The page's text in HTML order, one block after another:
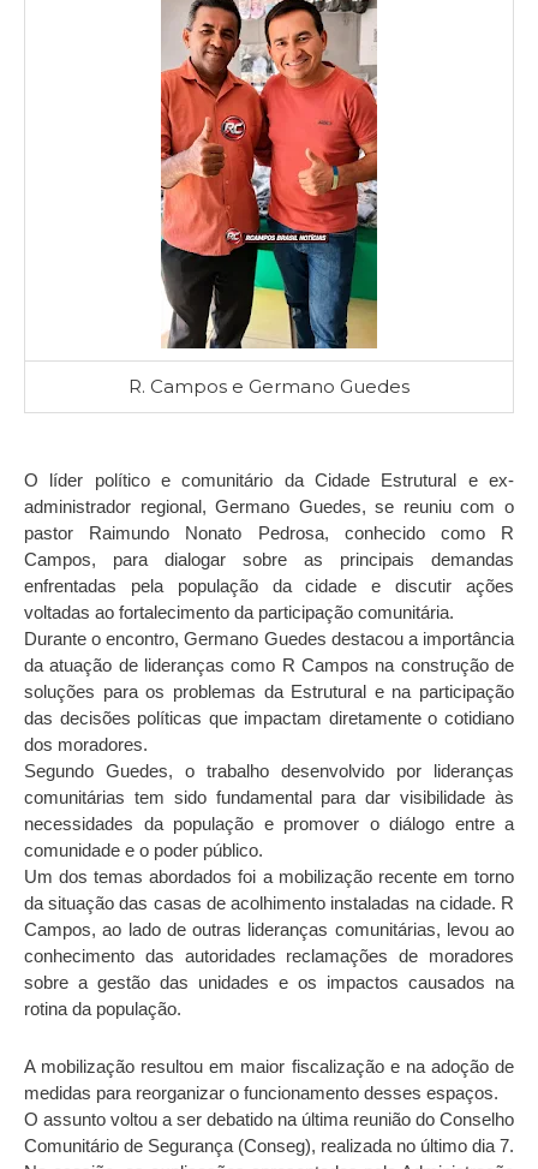
R. Campos e Germano Guedes
O líder político e comunitário da Cidade Estrutural e ex-
administrador regional, Germano Guedes, se reuniu com o
pastor Raimundo Nonato Pedrosa, conhecido como R
Campos, para dialogar sobre as principais demandas
enfrentadas pela população da cidade e discutir ações
voltadas ao fortalecimento da participação comunitária.
Durante o encontro, Germano Guedes destacou a importância
da atuação de lideranças como R Campos na construção de
soluções para os problemas da Estrutural e na participação
das decisões políticas que impactam diretamente o cotidiano
dos moradores.
Segundo Guedes, o trabalho desenvolvido por lideranças
comunitárias tem sido fundamental para dar visibilidade às
necessidades da população e promover o diálogo entre a
comunidade e o poder público.
Um dos temas abordados foi a mobilização recente em torno
da situação das casas de acolhimento instaladas na cidade. R
Campos, ao lado de outras lideranças comunitárias, levou ao
conhecimento das autoridades reclamações de moradores
sobre a gestão das unidades e os impactos causados na
rotina da população.
A mobilização resultou em maior fiscalização e na adoção de
medidas para reorganizar o funcionamento desses espaços.
O assunto voltou a ser debatido na última reunião do Conselho
Comunitário de Segurança (Conseg), realizada no último dia 7.